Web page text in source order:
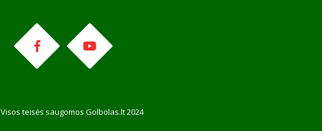
Visos teisės saugomos Golbolas.lt 2024